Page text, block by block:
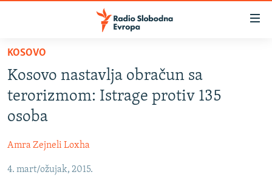
Pređite
glavni
sadržaj
Pređite
na
glavnu
navigaciju
Pređite
BOSNA I HERCEGOVINA
SRBIJA
CRNA GORA
VIZUELNO
KOSOVO
Kosovo nastavlja obračun sa
terorizmom: Istrage protiv 135
osoba
Amra Zejneli Loxha
4. mart/ožujak, 2015.